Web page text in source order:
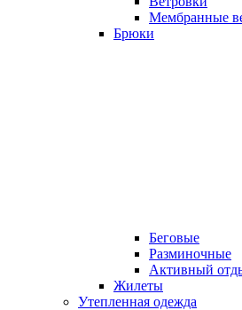
Мембранные
Брюки
Беговые
Разминочные
Активный
Жилеты
Утепленная одежда